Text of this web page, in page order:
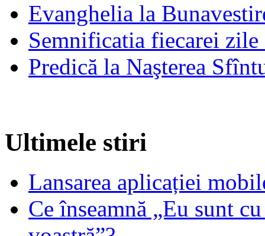
Evanghelia la
Semnificatia fiecarei
Predică la Naşterea
Ultimele stiri
Lansarea aplicației
Ce înseamnă „Eu sunt